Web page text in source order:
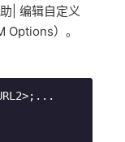
| 编辑自定义
）。